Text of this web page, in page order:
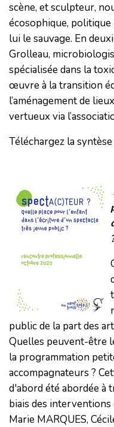
scène, et sculpteur,
écosophique, politique
lui le sauvage. En
Grolleau,
spécialisée dans la
œuvre à la transition
l’aménagement de
vertueux via
Téléchargez la syntèse
public de la part des
Quelles peuvent-être
la programmation
accompagnateurs ?
d'abord été abordée à
biais des interventions
Marie MARQUES,